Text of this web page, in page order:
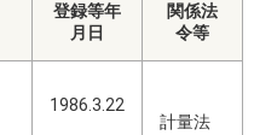
登録等年
月日
関係法
令等
1986.3.22
計量法